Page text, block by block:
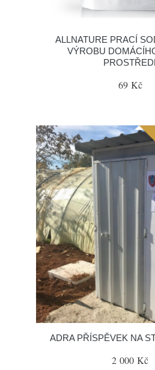
ALLNATURE PRACÍ
VÝROBU
69 Kč
ADRA PŘÍSPĚVEK NA
2 000 Kč